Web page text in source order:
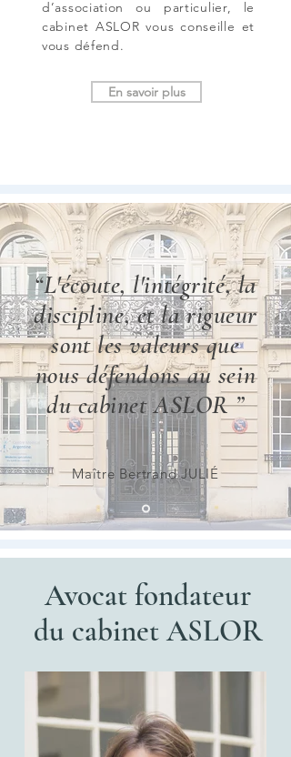
d’association ou particulier, le
cabinet ASLOR vous conseille et
vous défend.
En savoir plus
“L'écoute, l'intégrité, la
discipline, et la rigueur
sont les valeurs que
nous défendons au sein
du cabinet ASLOR ”
Maître Bertrand JULIÉ
Avocat fondateur
du cabinet ASLOR